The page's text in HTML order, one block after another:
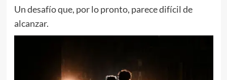
Un desafío que, por lo pronto, parece difícil de
alcanzar.